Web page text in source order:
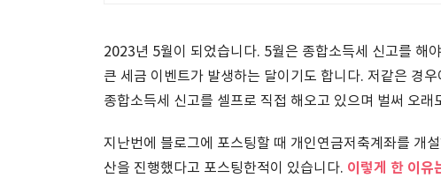
2023년 5월이 되었습니다. 5월은 종합소득세 신고를 해
큰 세금 이벤트가 발생하는 달이기도 합니다. 저같은 경
종합소득세 신고를 셀프로 직접 해오고 있으며 벌써 오
지난번에 블로그에 포스팅할 때 개인연금저축계좌를 개
산을 진행했다고 포스팅한적이 있습니다. 이렇게 한 이유